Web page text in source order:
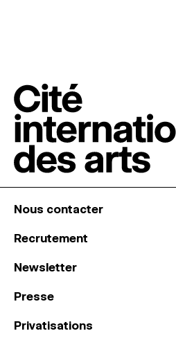
Nous contacter
Recrutement
Newsletter
Presse
Privatisations